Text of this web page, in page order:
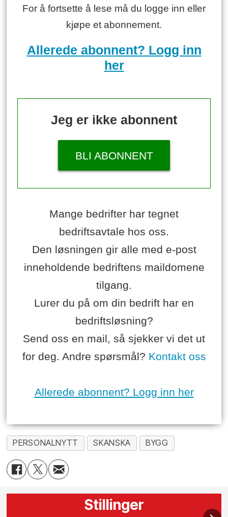
For å fortsette å lese må du logge inn eller
kjøpe et abonnement.
Allerede abonnent? Logg inn
her
Jeg er ikke abonnent
BLI ABONNENT
Mange bedrifter har tegnet
bedriftsavtale hos oss.
Den løsningen gir alle med e-post
inneholdende bedriftens maildomene
tilgang.
Lurer du på om din bedrift har en
bedriftsløsning?
Send oss en mail, så sjekker vi det ut
for deg. Andre spørsmål? Kontakt oss
Allerede abonnent? Logg inn her
PERSONALNYTT SKANSKA BYGG
Stillinger